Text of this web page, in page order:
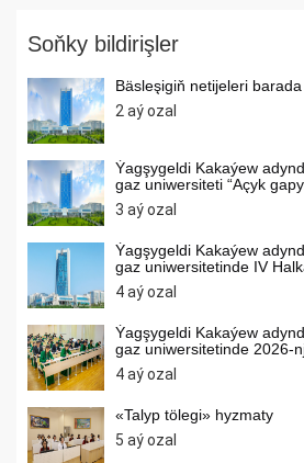
Soňky bildirişler
Bäsleşigiň netijeleri
2 aý ozal
Ýagşygeldi Kakaýew
gaz uniwersiteti “Açyk
3 aý ozal
Ýagşygeldi Kakaýew
gaz uniwersitetinde IV
internet olimpiadasy
4 aý ozal
Ýagşygeldi Kakaýew
gaz uniwersitetinde 2026-
umumybilim berýän orta
okuwçylarynyň arasynda
geçirilýär
4 aý ozal
«Talyp tölegi» hyzmaty
5 aý ozal